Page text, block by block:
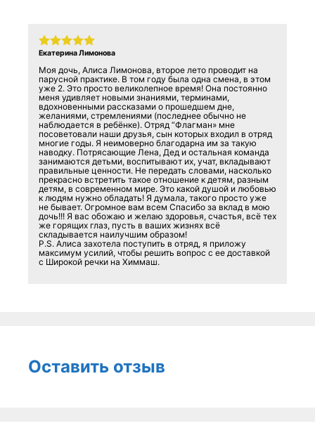
Екатерина Лимонова
Моя дочь, Алиса Лимонова, второе лето проводит на
парусной практике. В том году была одна смена, в этом
уже 2. Это просто великолепное время! Она постоянно
меня удивляет новыми знаниями, терминами,
вдохновенными рассказами о прошедшем дне,
желаниями, стремлениями (последнее обычно не
наблюдается в ребёнке). Отряд “Флагман» мне
посоветовали наши друзья, сын которых входил в отряд
многие годы. Я неимоверно благодарна им за такую
наводку. Потрясающие Лена, Дед и остальная команда
занимаются детьми, воспитывают их, учат, вкладывают
правильные ценности. Не передать словами, насколько
прекрасно встретить такое отношение к детям, разным
детям, в современном мире. Это какой душой и любовью
к людям нужно обладать! Я думала, такого просто уже
не бывает. Огромное вам всем Спасибо за вклад в мою
дочь!!! Я вас обожаю и желаю здоровья, счастья, всё тех
же горящих глаз, пусть в ваших жизнях всё
складывается наилучшим образом!
P.S. Алиса захотела поступить в отряд, я приложу
максимум усилий, чтобы решить вопрос с ее доставкой
с Широкой речки на Химмаш.
Оставить отзыв